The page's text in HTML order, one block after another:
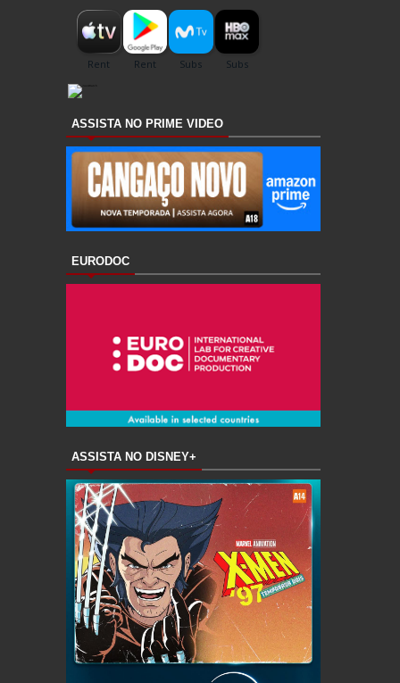
ASSISTA NO PRIME VIDEO
EURODOC
ASSISTA NO DISNEY+